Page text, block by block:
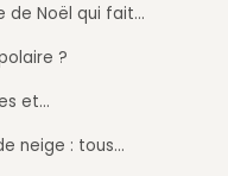
de Noël qui fait…
?
et…
neige : tous…